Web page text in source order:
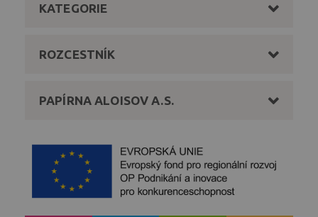
KATEGORIE
ROZCESTNÍK
PAPÍRNA ALOISOV A.S.